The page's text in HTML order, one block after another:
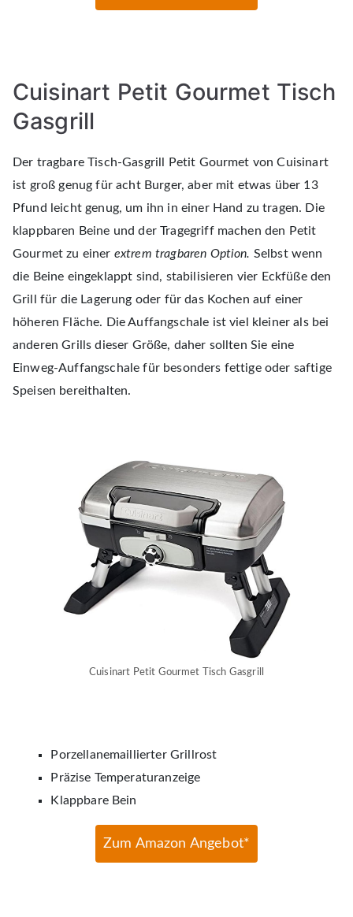
Cuisinart Petit Gourmet Tisch
Gasgrill
Der tragbare Tisch-Gasgrill Petit Gourmet von Cuisinart
ist groß genug für acht Burger, aber mit etwas über 13
Pfund leicht genug, um ihn in einer Hand zu tragen. Die
klappbaren Beine und der Tragegriff machen den Petit
Gourmet zu einer extrem tragbaren Option. Selbst wenn
die Beine eingeklappt sind, stabilisieren vier Eckfüße den
Grill für die Lagerung oder für das Kochen auf einer
höheren Fläche. Die Auffangschale ist viel kleiner als bei
anderen Grills dieser Größe, daher sollten Sie eine
Einweg-Auffangschale für besonders fettige oder saftige
Speisen bereithalten.
Cuisinart Petit Gourmet Tisch Gasgrill
Porzellanemaillierter Grillrost
Präzise Temperaturanzeige
Klappbare Bein
Zum Amazon Angebot*